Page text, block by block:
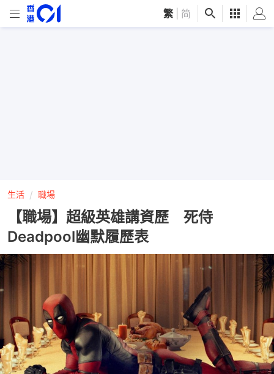
繁 简
生活 職場
【職場】超級英雄講資歷 死侍
Deadpool幽默履歷表